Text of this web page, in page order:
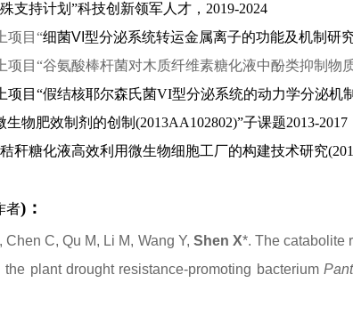
支持计划”科技创新领军人才 ， 2019-2024
项目“细菌VI 型分泌系统转运金属离子的功能及机制研
项目“谷氨酸棒杆菌对木质纤维素糖化液中酚类抑制物
项目“假结核耶尔森氏菌VI型分泌系统的动力学分泌机
生物肥效制剂的创制 (2013AA102802)”子课题2013-2017
秆糖化液高效利用微生物细胞工厂的构建技术研究
者) ：
Chen C, Qu M, Li M, Wang Y, Shen X*. The catabolite
plant drought resistance-promoting bacterium